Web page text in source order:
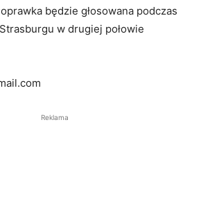
będzie głosowana podczas
w drugiej połowie
Reklama